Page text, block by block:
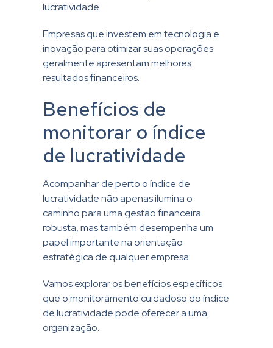
lucratividade.
Empresas que investem em tecnologia e
inovação para otimizar suas operações
geralmente apresentam melhores
resultados financeiros.
Benefícios de
monitorar o índice
de lucratividade
Acompanhar de perto o índice de
lucratividade não apenas ilumina o
caminho para uma gestão financeira
robusta, mas também desempenha um
papel importante na orientação
estratégica de qualquer empresa.
Vamos explorar os benefícios específicos
que o monitoramento cuidadoso do índice
de lucratividade pode oferecer a uma
organização.